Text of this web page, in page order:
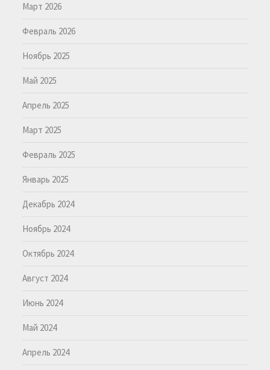
Март 2026
Февраль 2026
Ноябрь 2025
Май 2025
Апрель 2025
Март 2025
Февраль 2025
Январь 2025
Декабрь 2024
Ноябрь 2024
Октябрь 2024
Август 2024
Июнь 2024
Май 2024
Апрель 2024